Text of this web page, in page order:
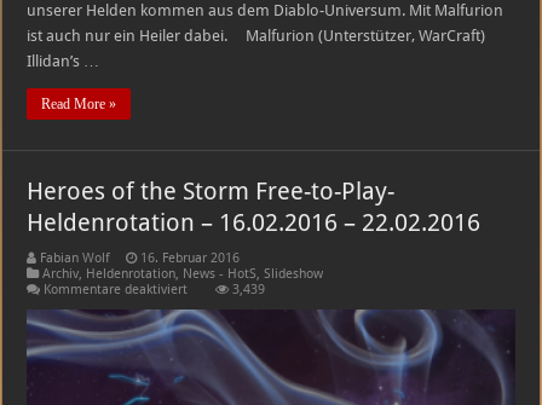
unserer Helden kommen aus dem Diablo-Universum. Mit Malfurion
ist auch nur ein Heiler dabei. Malfurion (Unterstützer, WarCraft)
Illidan’s …
Read More »
Heroes of the Storm Free-to-Play-
Heldenrotation – 16.02.2016 – 22.02.2016
Fabian Wolf
16. Februar 2016
Archiv, Heldenrotation, News - HotS,Slideshow
Kommentare deaktiviertfür
of
the
Storm
to-
3,439